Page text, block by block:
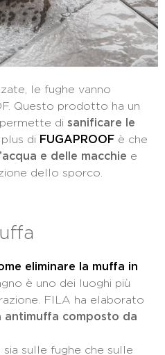
le fughe vanno
Questo prodotto ha un
di sanificare le
di FUGAPROOF è che
e delle macchie e
dello sporco.
eliminare la muffa in
è uno dei luoghi più
FILA ha elaborato
antimuffa composto da
sia sulle fughe che sulle